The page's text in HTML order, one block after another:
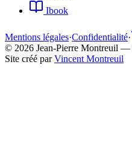
Ibook
Mentions légales·Confidentialité·
© 2026 Jean-Pierre Montreuil —
Site créé par Vincent Montreuil